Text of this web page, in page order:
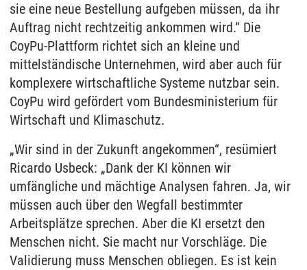
sie eine neue Bestellung aufgeben müssen, da ihr
Auftrag nicht rechtzeitig ankommen wird.“ Die
CoyPu-Plattform richtet sich an kleine und
mittelständische Unternehmen, wird aber auch für
komplexere wirtschaftliche Systeme nutzbar sein.
CoyPu wird gefördert vom Bundesministerium für
Wirtschaft und Klimaschutz.
„Wir sind in der Zukunft angekommen“, resümiert
Ricardo Usbeck: „Dank der KI können wir
umfängliche und mächtige Analysen fahren. Ja, wir
müssen auch über den Wegfall bestimmter
Arbeitsplätze sprechen. Aber die KI ersetzt den
Menschen nicht. Sie macht nur Vorschläge. Die
Validierung muss Menschen obliegen. Es ist kein